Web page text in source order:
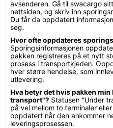
avsenderen. Gå til swacargo
nettsiden, og skriv inn
Du får da oppdatert
seg.
Hvor ofte oppdateres
Sporingsinformasjonen
pakken registreres på et nytt
prosess i transportkjeden.
hver større hendelse, som
utlevering.
Hva betyr det hvis pakken
transport"? Statusen "Under
på vei mellom to terminaler
oppdatert når den ankommer
leveringsprosessen.